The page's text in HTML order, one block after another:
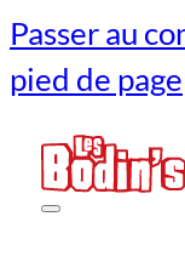
Passer au
pied de page